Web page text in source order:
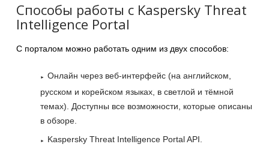
Способы работы с Kaspersky Threat
Intelligence Portal
С порталом можно работать одним из двух способов:
Онлайн через веб-интерфейс (на английском,
русском и корейском языках, в светлой и тёмной
темах). Доступны все возможности, которые описаны
в обзоре.
Kaspersky Threat Intelligence Portal API.